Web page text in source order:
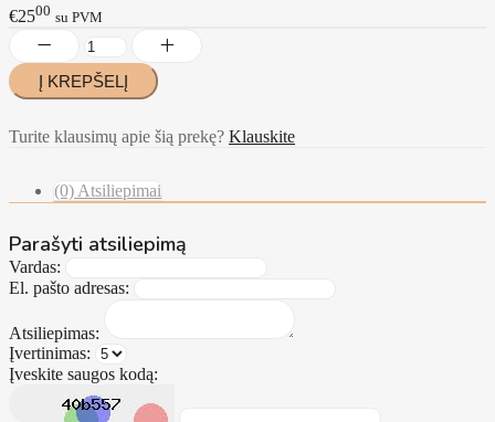
€2500 su PVM
Turite klausimų apie šią prekę? Klauskite
(0) Atsiliepimai
Parašyti atsiliepimą
Vardas:
El. pašto adresas:
Atsiliepimas:
Įvertinimas:
Įveskite saugos kodą: